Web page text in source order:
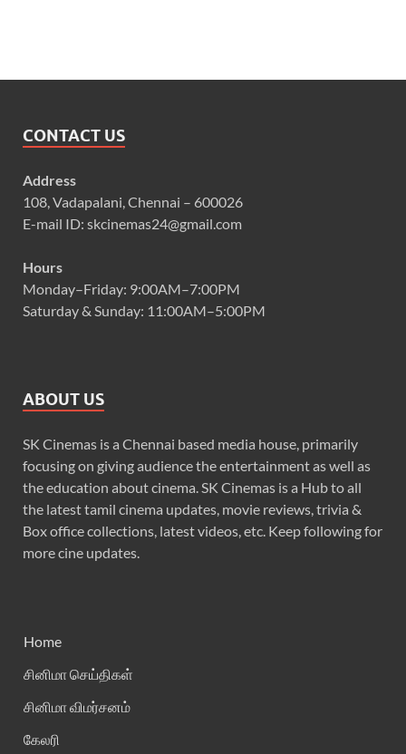
CONTACT US
Address
108, Vadapalani, Chennai – 600026
E-mail ID: skcinemas24@gmail.com
Hours
Monday–Friday: 9:00AM–7:00PM
Saturday & Sunday: 11:00AM–5:00PM
ABOUT US
SK Cinemas is a Chennai based media house, primarily
focusing on giving audience the entertainment as well as
the education about cinema. SK Cinemas is a Hub to all
the latest tamil cinema updates, movie reviews, trivia &
Box office collections, latest videos, etc. Keep following for
more cine updates.
Home
சினிமா செய்திகள்
சினிமா விமர்சனம்
கேலரி